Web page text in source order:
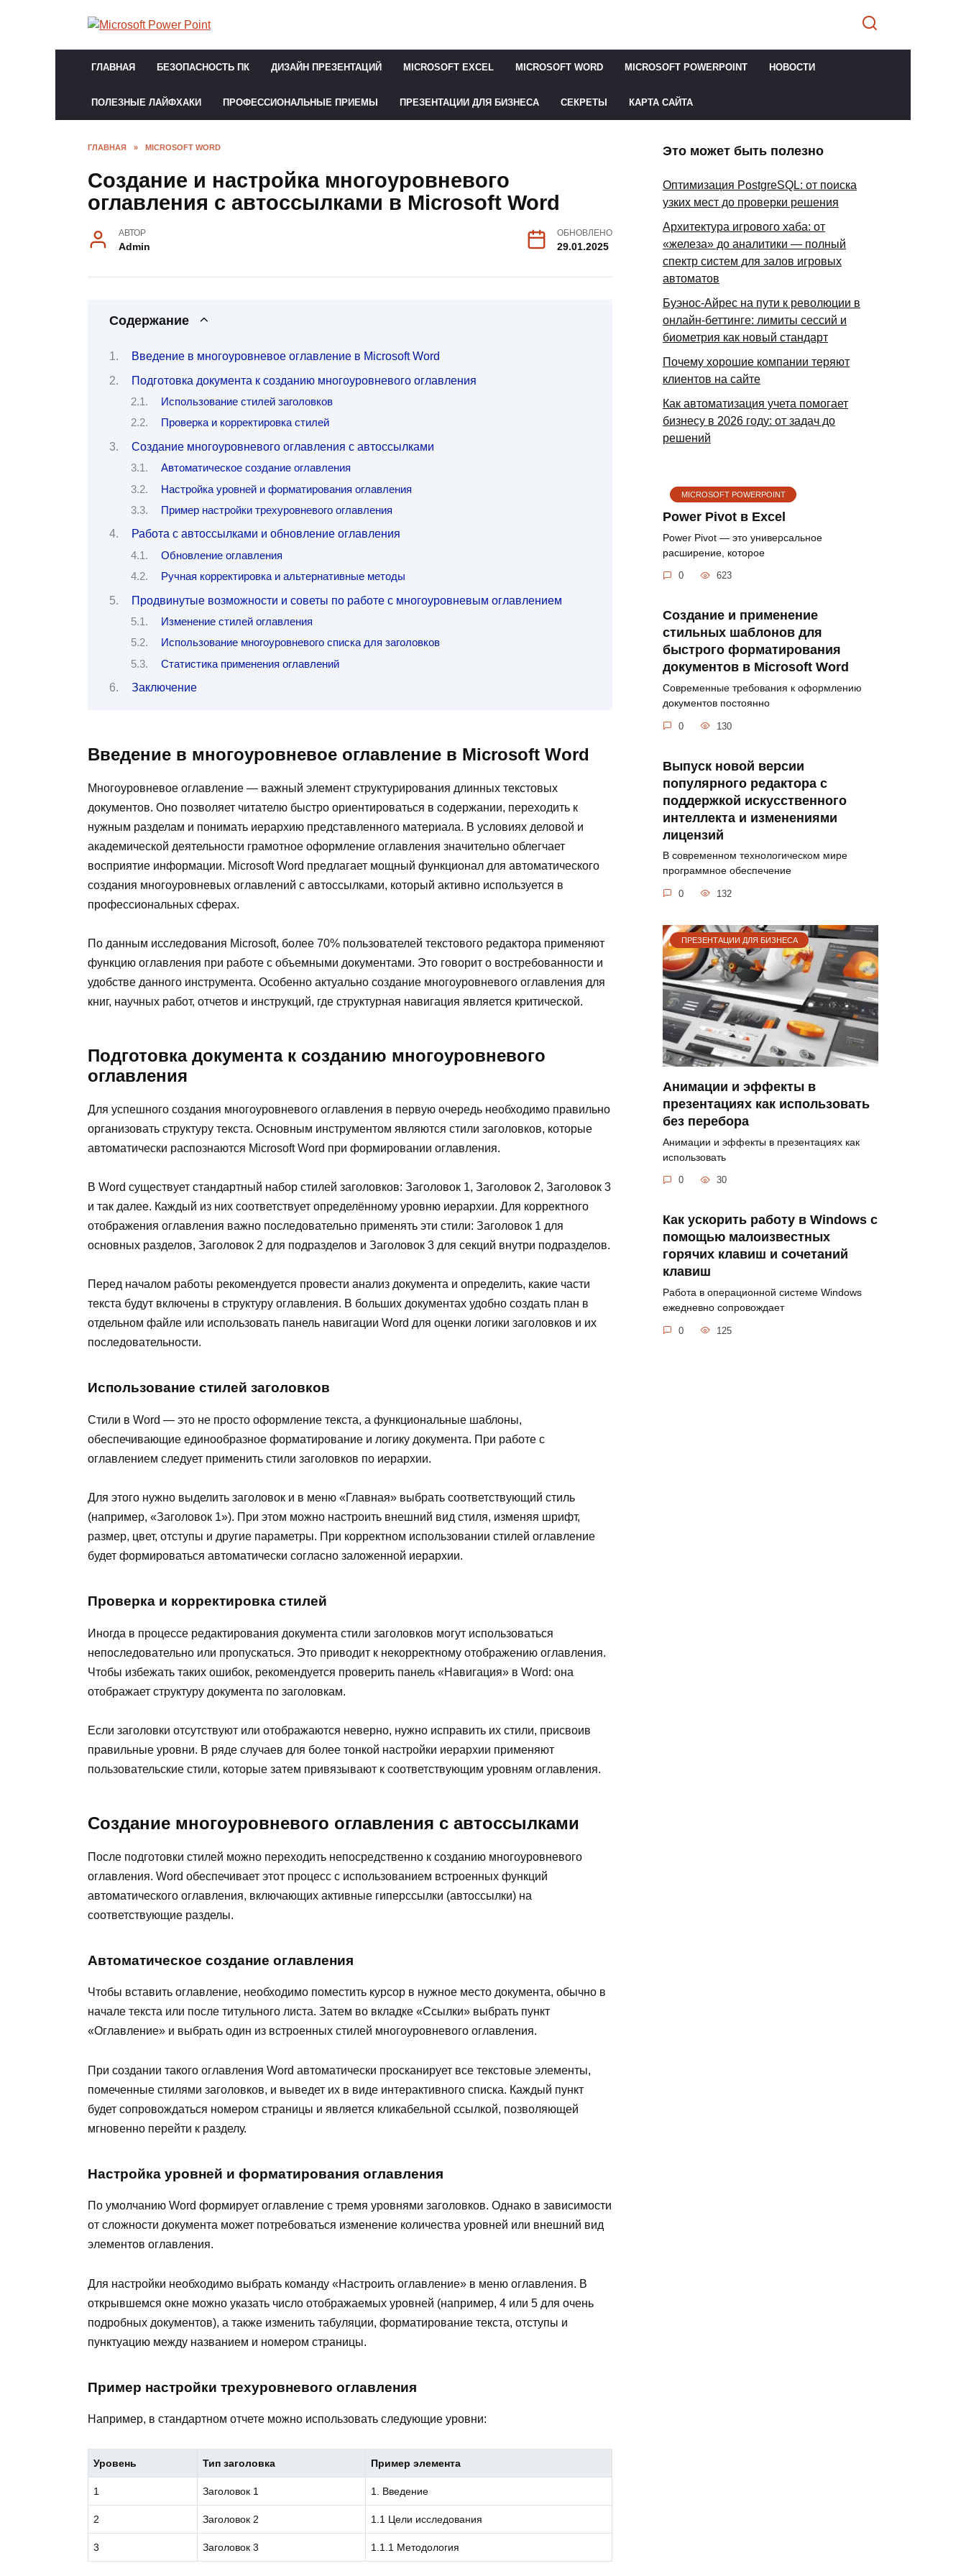
ГЛАВНАЯ БЕЗОПАСНОСТЬ ПК ДИЗАЙН ПРЕЗЕНТАЦИЙ MICROSOFT EXCEL MICROSOFT WORD MICROSOFT POWERPOINT НОВОСТИ
ПОЛЕЗНЫЕ ЛАЙФХАКИ ПРОФЕССИОНАЛЬНЫЕ ПРИЕМЫ ПРЕЗЕНТАЦИИ ДЛЯ БИЗНЕСА СЕКРЕТЫ КАРТА САЙТА
ГЛАВНАЯ » MICROSOFT WORD
Создание и настройка многоуровневого
оглавления с автоссылками в Microsoft Word
АВТОР
Admin
ОБНОВЛЕНО
29.01.2025
Содержание
Введение в многоуровневое оглавление в Microsoft Word
Подготовка документа к созданию многоуровневого оглавления
Использование стилей заголовков
Проверка и корректировка стилей
Создание многоуровневого оглавления с автоссылками
Автоматическое создание оглавления
Настройка уровней и форматирования оглавления
Пример настройки трехуровневого оглавления
Работа с автоссылками и обновление оглавления
Обновление оглавления
Ручная корректировка и альтернативные методы
Продвинутые возможности и советы по работе с многоуровневым оглавлением
Изменение стилей оглавления
Использование многоуровневого списка для заголовков
Статистика применения оглавлений
Заключение
Введение в многоуровневое оглавление в Microsoft Word
Многоуровневое оглавление — важный элемент структурирования длинных текстовых
документов. Оно позволяет читателю быстро ориентироваться в содержании, переходить к
нужным разделам и понимать иерархию представленного материала. В условиях деловой и
академической деятельности грамотное оформление оглавления значительно облегчает
восприятие информации. Microsoft Word предлагает мощный функционал для автоматического
создания многоуровневых оглавлений с автоссылками, который активно используется в
профессиональных сферах.
По данным исследования Microsoft, более 70% пользователей текстового редактора применяют
функцию оглавления при работе с объемными документами. Это говорит о востребованности и
удобстве данного инструмента. Особенно актуально создание многоуровневого оглавления для
книг, научных работ, отчетов и инструкций, где структурная навигация является критической.
Подготовка документа к созданию многоуровневого
оглавления
Для успешного создания многоуровневого оглавления в первую очередь необходимо правильно
организовать структуру текста. Основным инструментом являются стили заголовков, которые
автоматически распознаются Microsoft Word при формировании оглавления.
В Word существует стандартный набор стилей заголовков: Заголовок 1, Заголовок 2, Заголовок 3
и так далее. Каждый из них соответствует определённому уровню иерархии. Для корректного
отображения оглавления важно последовательно применять эти стили: Заголовок 1 для
основных разделов, Заголовок 2 для подразделов и Заголовок 3 для секций внутри подразделов.
Перед началом работы рекомендуется провести анализ документа и определить, какие части
текста будут включены в структуру оглавления. В больших документах удобно создать план в
отдельном файле или использовать панель навигации Word для оценки логики заголовков и их
последовательности.
Использование стилей заголовков
Стили в Word — это не просто оформление текста, а функциональные шаблоны,
обеспечивающие единообразное форматирование и логику документа. При работе с
оглавлением следует применить стили заголовков по иерархии.
Для этого нужно выделить заголовок и в меню «Главная» выбрать соответствующий стиль
(например, «Заголовок 1»). При этом можно настроить внешний вид стиля, изменяя шрифт,
размер, цвет, отступы и другие параметры. При корректном использовании стилей оглавление
будет формироваться автоматически согласно заложенной иерархии.
Проверка и корректировка стилей
Иногда в процессе редактирования документа стили заголовков могут использоваться
непоследовательно или пропускаться. Это приводит к некорректному отображению оглавления.
Чтобы избежать таких ошибок, рекомендуется проверить панель «Навигация» в Word: она
отображает структуру документа по заголовкам.
Если заголовки отсутствуют или отображаются неверно, нужно исправить их стили, присвоив
правильные уровни. В ряде случаев для более тонкой настройки иерархии применяют
пользовательские стили, которые затем привязывают к соответствующим уровням оглавления.
Создание многоуровневого оглавления с автоссылками
После подготовки стилей можно переходить непосредственно к созданию многоуровневого
оглавления. Word обеспечивает этот процесс с использованием встроенных функций
автоматического оглавления, включающих активные гиперссылки (автоссылки) на
соответствующие разделы.
Автоматическое создание оглавления
Чтобы вставить оглавление, необходимо поместить курсор в нужное место документа, обычно в
начале текста или после титульного листа. Затем во вкладке «Ссылки» выбрать пункт
«Оглавление» и выбрать один из встроенных стилей многоуровневого оглавления.
При создании такого оглавления Word автоматически просканирует все текстовые элементы,
помеченные стилями заголовков, и выведет их в виде интерактивного списка. Каждый пункт
будет сопровождаться номером страницы и является кликабельной ссылкой, позволяющей
мгновенно перейти к разделу.
Настройка уровней и форматирования оглавления
По умолчанию Word формирует оглавление с тремя уровнями заголовков. Однако в зависимости
от сложности документа может потребоваться изменение количества уровней или внешний вид
элементов оглавления.
Для настройки необходимо выбрать команду «Настроить оглавление» в меню оглавления. В
открывшемся окне можно указать число отображаемых уровней (например, 4 или 5 для очень
подробных документов), а также изменить табуляции, форматирование текста, отступы и
пунктуацию между названием и номером страницы.
Пример настройки трехуровневого оглавления
Например, в стандартном отчете можно использовать следующие уровни:
Уровень Тип заголовка Пример элемента
1 Заголовок 1 1. Введение
2 Заголовок 2 1.1 Цели исследования
3 Заголовок 3 1.1.1 Методология
Это может быть полезно
Оптимизация PostgreSQL: от поиска
узких мест до проверки решения
Архитектура игрового хаба: от
«железа» до аналитики — полный
спектр систем для залов игровых
автоматов
Буэнос-Айрес на пути к революции в
онлайн-беттинге: лимиты сессий и
биометрия как новый стандарт
Почему хорошие компании теряют
клиентов на сайте
Как автоматизация учета помогает
бизнесу в 2026 году: от задач до
решений
MICROSOFT POWERPOINT
Power Pivot в Excel
Power Pivot — это универсальное
расширение, которое
0 623
Создание и применение
стильных шаблонов для
быстрого форматирования
документов в Microsoft Word
Современные требования к оформлению
документов постоянно
0 130
Выпуск новой версии
популярного редактора с
поддержкой искусственного
интеллекта и изменениями
лицензий
В современном технологическом мире
программное обеспечение
0 132
ПРЕЗЕНТАЦИИ ДЛЯ БИЗНЕСА
Анимации и эффекты в
презентациях как использовать
без перебора
Анимации и эффекты в презентациях как
использовать
0 30
Как ускорить работу в Windows с
помощью малоизвестных
горячих клавиш и сочетаний
клавиш
Работа в операционной системе Windows
ежедневно сопровождает
0 125